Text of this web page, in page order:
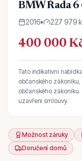
BMW Řada
2016• 227 979
400 000
Tato indikativní
občanského zákoníku,
občanského
uzavření smlouvy.
Možnost záruky
Doručení domů